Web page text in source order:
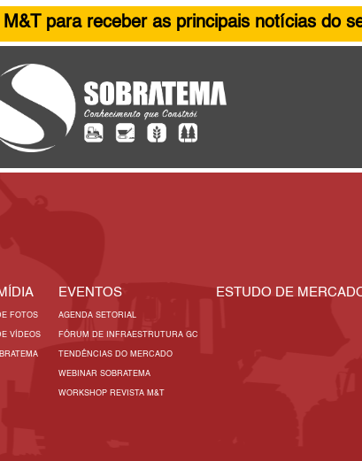
para receber as principais notícias do
FOTOS
VÍDEOS
EVENTOS
AGENDA SETORIAL
FÓRUM DE INFRAESTRUTURA GC
TENDÊNCIAS DO MERCADO
WEBINAR SOBRATEMA
WORKSHOP REVISTA M&T
ESTUDO DE